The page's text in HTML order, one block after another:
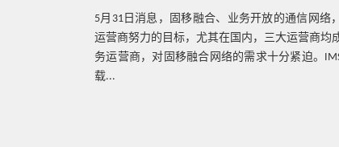
5月31日消息，固移融合、业务开放的通信网络
运营商努力的目标，尤其在国内，三大运营商均
务运营商，对固移融合网络的需求十分紧迫。
载...